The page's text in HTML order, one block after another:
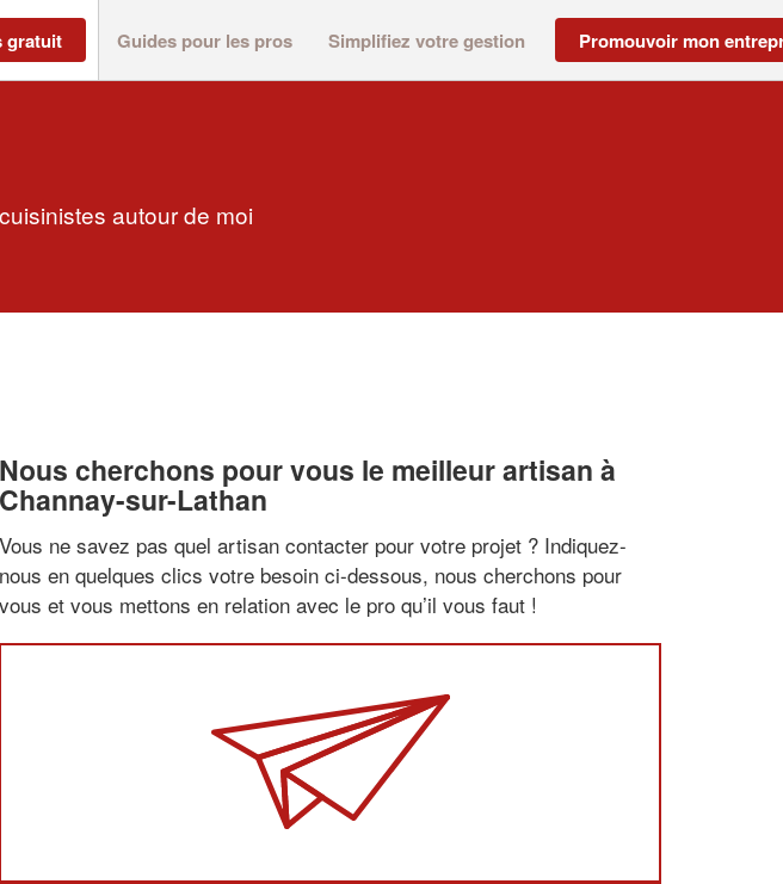
gratuit Guides pour les pros Simplifiez votre gestion Promouvoir mon
autour de moi
Nous cherchons pour vous le meilleur artisan à
Channay-sur-Lathan
Vous ne savez pas quel artisan contacter pour votre projet ? Indiquez-
nous en quelques clics votre besoin ci-dessous, nous cherchons pour
vous et vous mettons en relation avec le pro qu’il vous faut !